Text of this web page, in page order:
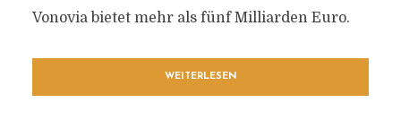
Vonovia bietet mehr als fünf Milliarden Euro.
WEITERLESEN